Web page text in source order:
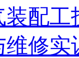
配工
维修实